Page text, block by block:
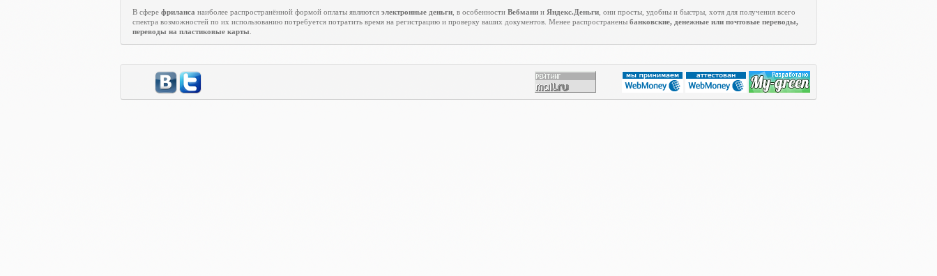
В сфере фриланса наиболее распространённой формой оплаты являются электронные деньги , в особенности Вебмани и Яндекс.Деньги , они просты, удобны и быстры, хотя для получения всего
спектра возможностей по их использованию потребуется потратить время на регистрацию и проверку ваших документов. Менее распространены банковские, денежные или почтовые переводы,
переводы на пластиковые карты